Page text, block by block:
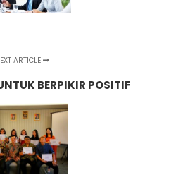
ARTICLE
BERPIKIR POSITIF